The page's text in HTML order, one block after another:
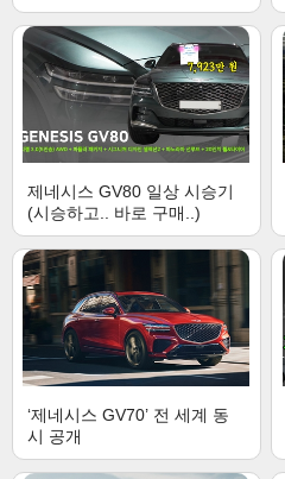
22년형 GV80 3.5T 6인승
AWD 시승기
제네시스 GV80 일상 시승기
(시승하고.. 바로 구매..)
‘제네시스 GV70’ 전 세계 동
시 공개